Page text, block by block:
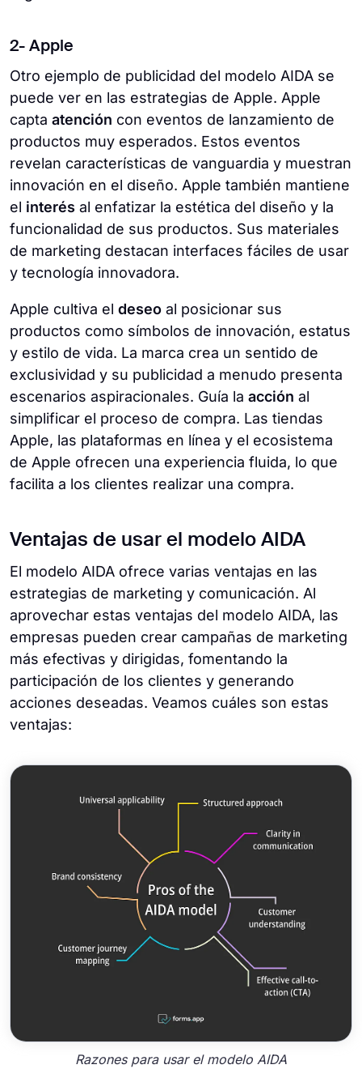
2- Apple
Otro ejemplo de publicidad del modelo AIDA se
puede ver en las estrategias de Apple. Apple
capta atención con eventos de lanzamiento de
productos muy esperados. Estos eventos
revelan características de vanguardia y muestran
innovación en el diseño. Apple también mantiene
el interés al enfatizar la estética del diseño y la
funcionalidad de sus productos. Sus materiales
de marketing destacan interfaces fáciles de usar
y tecnología innovadora.
Apple cultiva el deseo al posicionar sus
productos como símbolos de innovación, estatus
y estilo de vida. La marca crea un sentido de
exclusividad y su publicidad a menudo presenta
escenarios aspiracionales. Guía la acción al
simplificar el proceso de compra. Las tiendas
Apple, las plataformas en línea y el ecosistema
de Apple ofrecen una experiencia fluida, lo que
facilita a los clientes realizar una compra.
Ventajas de usar el modelo AIDA
El modelo AIDA ofrece varias ventajas en las
estrategias de marketing y comunicación. Al
aprovechar estas ventajas del modelo AIDA, las
empresas pueden crear campañas de marketing
más efectivas y dirigidas, fomentando la
participación de los clientes y generando
acciones deseadas. Veamos cuáles son estas
ventajas:
Razones para usar el modelo AIDA